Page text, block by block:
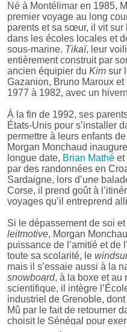
Né à Montélimar en 1985,
premier voyage au long
parents et sa sœur, il vit
dans les écoles locales et
sous-marine. Tikaï, leur
entièrement construit par
ancien équipier du Kim sur
Gazanion, Bruno Maroux
1977 à 1982, avec un
À la fin de 1992, ses
États-Unis pour s’installer
permettre à leurs enfants
Morgan Monchaud
longue date, Brian Mathé et
par des randonnées en
Sardaigne, lors d’une
Corse, il prend goût à
voyages qu’il entreprend
Si le dépassement de soi
leitmotive, Morgan
puissance de l’amitié et de
toute sa scolarité, le
mais il s’essaie aussi à la
snowboard, à la boxe et au
scientifique, il intègre
industriel de Grenoble,
Mû par le fait de retourner
choisit le Sénégal pour